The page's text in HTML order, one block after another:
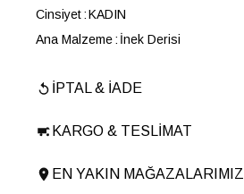
Cinsiyet KADIN
Ana Malzeme İnek Derisi
Topuk Boyu
4 cm
Ürün Cinsi
Loafer
Tema
İPTAL & İADE
KARGO & TESLIMAT
EN YAKIN MAĞAZALARIMIZ